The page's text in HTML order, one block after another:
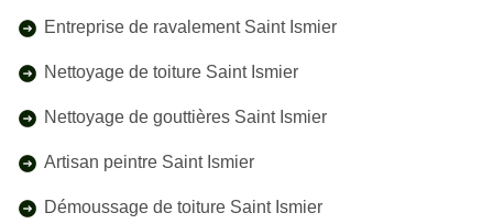
Entreprise de ravalement Saint Ismier
Nettoyage de toiture Saint Ismier
Nettoyage de gouttières Saint Ismier
Artisan peintre Saint Ismier
Démoussage de toiture Saint Ismier